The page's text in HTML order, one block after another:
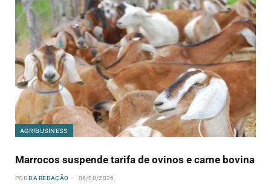
AGRIBUSINESS
Marrocos suspende tarifa de ovinos e carne bovina
POR DA REDAÇÃO 06/08/2026